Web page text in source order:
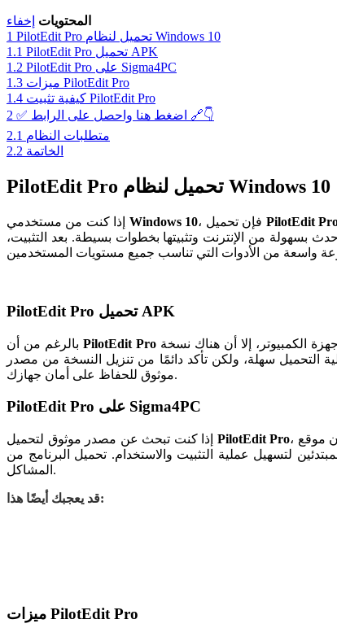
المحتويات إخفاء
1
PilotEdit Pro تحميل لنظام Windows 10
1.1
PilotEdit Pro تحميل APK
1.2
PilotEdit Pro على Sigma4PC
1.3
ميزات PilotEdit Pro
1.4
كيفية تثبيت PilotEdit Pro
2
✅ اضغط هنا واحصل على الرابط 🔗👇
2.1 متطلبات النظام
2.2 الخاتمة
PilotEdit Pro تحميل لنظام Windows 10
Windows 10 PilotEdit
بسهولة من الإنترنت وتثبيتها بخطوات بسيطة. بعد التثبيت،
PilotEdit Pro تحميل APK
PilotEdit Pro
التحميل سهلة، ولكن تأكد دائمًا من تنزيل النسخة من مصدر
موثوق للحفاظ على أمان جهازك.
PilotEdit Pro على Sigma4PC
PilotEdit Pro
المشاكل.
قد يعجبك أيضًا هذا:
ميزات PilotEdit Pro